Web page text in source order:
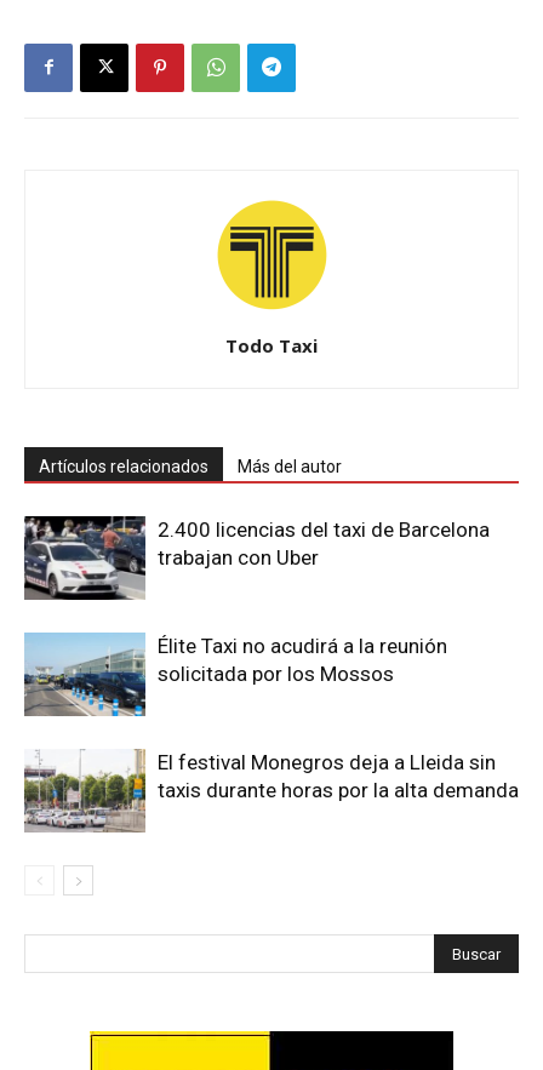
Todo Taxi
Artículos relacionados Más del autor
2.400 licencias del taxi de Barcelona
trabajan con Uber
Élite Taxi no acudirá a la reunión
solicitada por los Mossos
El festival Monegros deja a Lleida sin
taxis durante horas por la alta demanda